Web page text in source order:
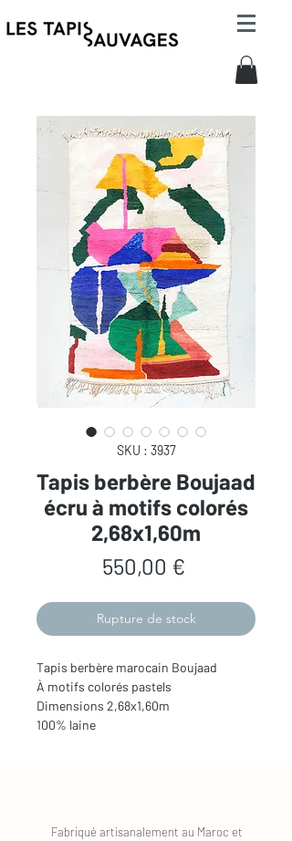
SKU : 3937
Tapis berbère Boujaad
écru à motifs colorés
2,68x1,60m
550,00 €
Rupture de stock
Tapis berbère marocain Boujaad
À motifs colorés pastels
Dimensions 2,68x1,60m
100% laine
Fabriqué artisanalement au Maroc et